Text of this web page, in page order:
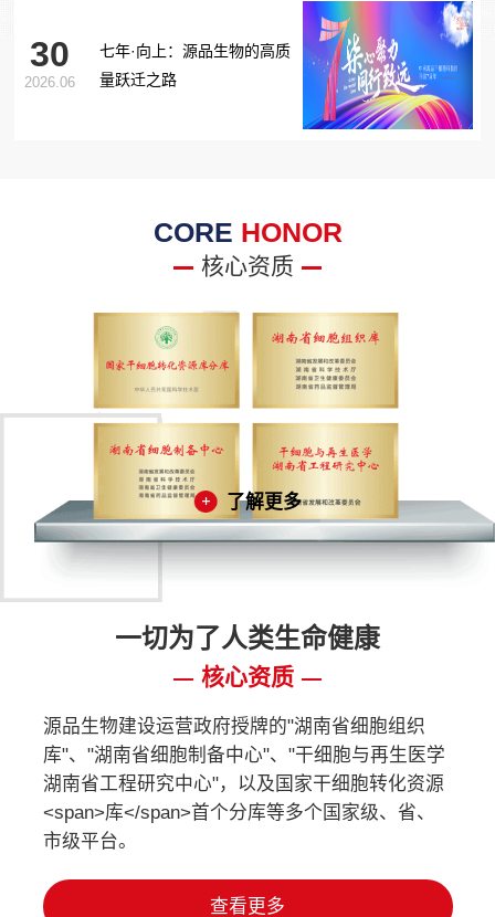
30
2026.06
七年·向上：源品生物的高质
量跃迁之路
CORE HONOR
核心资质
了解更多
一切为了人类生命健康
核心资质
源品生物建设运营政府授牌的"湖南省细胞组织
库"、"湖南省细胞制备中心"、"干细胞与再生医学
湖南省工程研究中心"，以及国家干细胞转化资源
<span>库</span>首个分库等多个国家级、省、
市级平台。
查看更多